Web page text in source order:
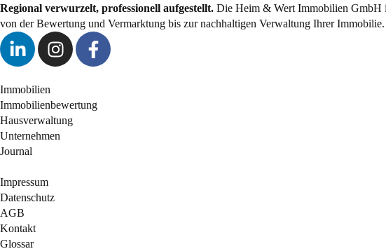
Regional verwurzelt, professionell aufgestellt. Die Heim & Wert Immobilien GmbH
von der Bewertung und Vermarktung bis zur nachhaltigen Verwaltung Ihrer Immobilie.
Immobilien
Immobilienbewertung
Hausverwaltung
Unternehmen
Journal
Impressum
Datenschutz
AGB
Kontakt
Glossar